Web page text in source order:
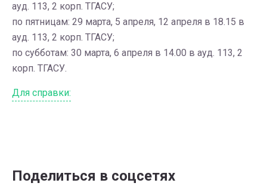
ауд. 113, 2 корп. ТГАСУ;
по пятницам: 29 марта, 5 апреля, 12 апреля в 18.15 в
ауд. 113, 2 корп. ТГАСУ;
по субботам: 30 марта, 6 апреля в 14.00 в ауд. 113, 2
корп. ТГАСУ.
Для справки:
Поделиться в соцсетях